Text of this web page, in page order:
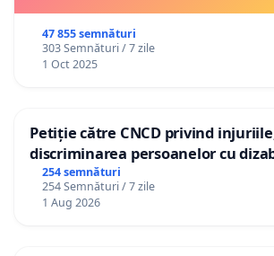
47 855 semnături
303 Semnături / 7 zile
1 Oct 2025
Petiție către CNCD privind
discriminarea persoanelor cu
către utilizatorul TikTok „Gorici”
254 semnături
254 Semnături / 7 zile
1 Aug 2026